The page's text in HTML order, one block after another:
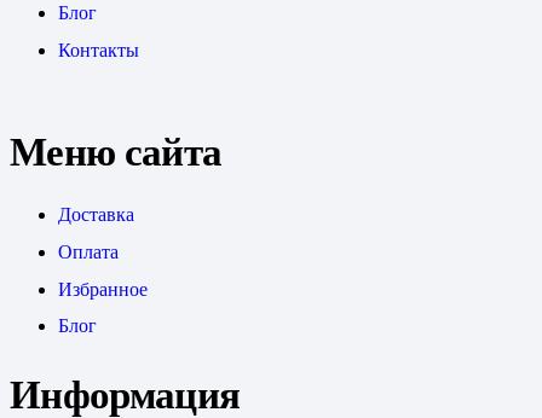
Блог
Контакты
Меню сайта
Доставка
Оплата
Избранное
Блог
Информация